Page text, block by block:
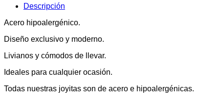
Descripción
Acero hipoalergénico.
Diseño exclusivo y moderno.
Livianos y cómodos de llevar.
Ideales para cualquier ocasión.
Todas nuestras joyitas son de acero e hipoalergénicas.